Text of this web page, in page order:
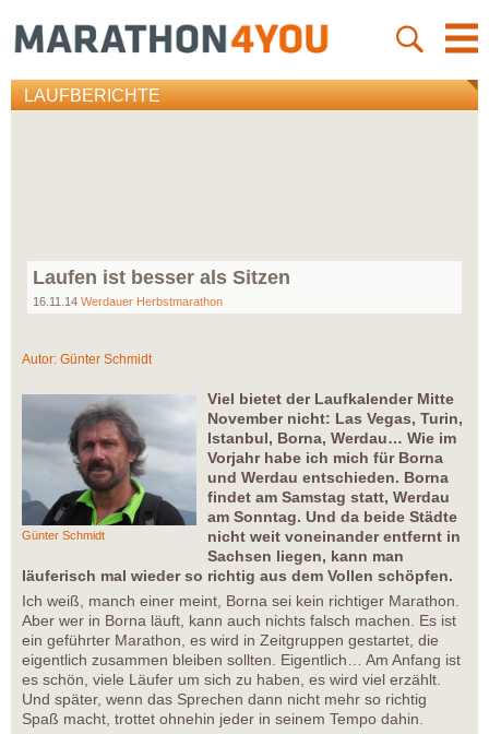
LAUFBERICHTE
Laufen ist besser als Sitzen
16.11.14 Werdauer Herbstmarathon
Autor: Günter Schmidt
Günter Schmidt
Viel bietet der Laufkalender Mitte
November nicht: Las Vegas, Turin,
Istanbul, Borna, Werdau… Wie im
Vorjahr habe ich mich für Borna
und Werdau entschieden. Borna
findet am Samstag statt, Werdau
am Sonntag. Und da beide Städte
nicht weit voneinander entfernt in
Sachsen liegen, kann man
läuferisch mal wieder so richtig aus dem Vollen schöpfen.
Ich weiß, manch einer meint, Borna sei kein richtiger Marathon.
Aber wer in Borna läuft, kann auch nichts falsch machen. Es ist
ein geführter Marathon, es wird in Zeitgruppen gestartet, die
eigentlich zusammen bleiben sollten. Eigentlich… Am Anfang ist
es schön, viele Läufer um sich zu haben, es wird viel erzählt.
Und später, wenn das Sprechen dann nicht mehr so richtig
Spaß macht, trottet ohnehin jeder in seinem Tempo dahin.